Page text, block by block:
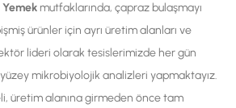
mutfaklarında, çapraz bulaşmayı
ürünler için ayrı üretim alanları ve
lideri olarak tesislerimizde her gün
mikrobiyolojik analizleri yapmaktayız.
üretim alanına girmeden önce tam